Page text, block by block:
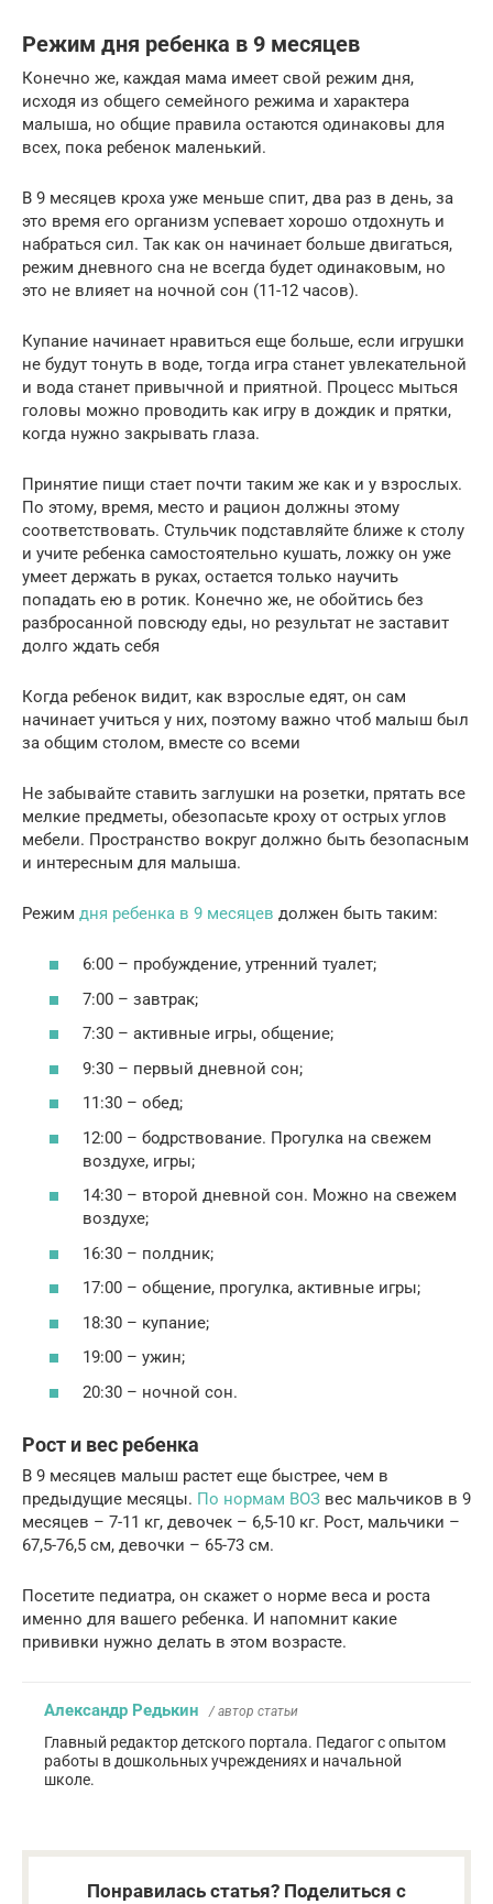
Режим дня ребенка в 9 месяцев
Конечно же, каждая мама имеет свой режим дня,
исходя из общего семейного режима и характера
малыша, но общие правила остаются одинаковы для
всех, пока ребенок маленький.
В 9 месяцев кроха уже меньше спит, два раз в день, за
это время его организм успевает хорошо отдохнуть и
набраться сил. Так как он начинает больше двигаться,
режим дневного сна не всегда будет одинаковым, но
это не влияет на ночной сон (11-12 часов).
Купание начинает нравиться еще больше, если игрушки
не будут тонуть в воде, тогда игра станет увлекательной
и вода станет привычной и приятной. Процесс мыться
головы можно проводить как игру в дождик и прятки,
когда нужно закрывать глаза.
Принятие пищи стает почти таким же как и у взрослых.
По этому, время, место и рацион должны этому
соответствовать. Стульчик подставляйте ближе к столу
и учите ребенка самостоятельно кушать, ложку он уже
умеет держать в руках, остается только научить
попадать ею в ротик. Конечно же, не обойтись без
разбросанной повсюду еды, но результат не заставит
долго ждать себя
Когда ребенок видит, как взрослые едят, он сам
начинает учиться у них, поэтому важно чтоб малыш был
за общим столом, вместе со всеми
Не забывайте ставить заглушки на розетки, прятать все
мелкие предметы, обезопасьте кроху от острых углов
мебели. Пространство вокруг должно быть безопасным
и интересным для малыша.
Режим дня ребенка в 9 месяцев должен быть таким:
6:00 – пробуждение, утренний туалет;
7:00 – завтрак;
7:30 – активные игры, общение;
9:30 – первый дневной сон;
11:30 – обед;
12:00 – бодрствование. Прогулка на свежем
воздухе, игры;
14:30 – второй дневной сон. Можно на свежем
воздухе;
16:30 – полдник;
17:00 – общение, прогулка, активные игры;
18:30 – купание;
19:00 – ужин;
20:30 – ночной сон.
Рост и вес ребенка
В 9 месяцев малыш растет еще быстрее, чем в
предыдущие месяцы. По нормам ВОЗ вес мальчиков в 9
месяцев – 7-11 кг, девочек – 6,5-10 кг. Рост, мальчики –
67,5-76,5 см, девочки – 65-73 см.
Посетите педиатра, он скажет о норме веса и роста
именно для вашего ребенка. И напомнит какие
прививки нужно делать в этом возрасте.
Александр Редькин / автор статьи
Главный редактор детского портала. Педагог с опытом
работы в дошкольных учреждениях и начальной
школе.
Понравилась статья? Поделиться с